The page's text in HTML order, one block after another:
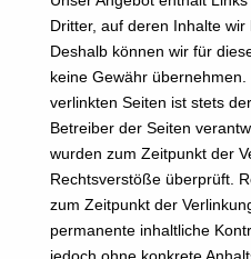
Dritter, auf deren Inhalte wir
Deshalb können wir für
keine Gewähr
verlinkten Seiten ist stets
Betreiber der Seiten
wurden zum Zeitpunkt der
Rechtsverstöße überprüft.
zum Zeitpunkt der
permanente inhaltliche